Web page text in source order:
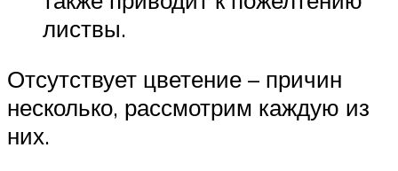
листвы.
Отсутствует цветение – причин
несколько, рассмотрим каждую из
них.